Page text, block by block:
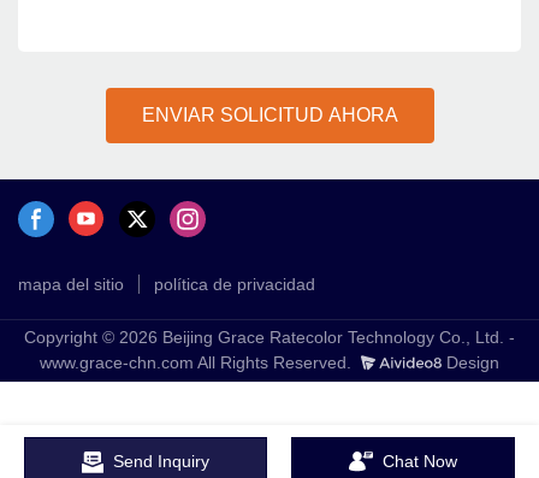
ENVIAR SOLICITUD AHORA
mapa del sitio política de privacidad
Copyright © 2026 Beijing Grace Ratecolor Technology Co., Ltd. -
www.grace-chn.com All Rights Reserved.
Design
Send Inquiry Chat Now